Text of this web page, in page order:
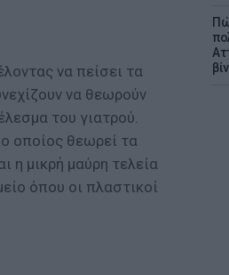
να πείσει τα
να θεωρούν
του γιατρού.
οποίος θεωρεί τα
η μικρή μαύρη τελεία
όπου οι πλαστικοί